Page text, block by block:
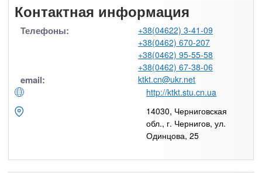
Контактная информация
Телефоны:
+38(04622) 3-41-09
+38(0462) 670-207
+38(0462) 95-55-58
+38(0462) 67-38-06
email:
ktkt.cn@ukr.net
http://ktkt.stu.cn.ua
14030, Черниговская
обл., г. Чернигов, ул.
Одинцова, 25